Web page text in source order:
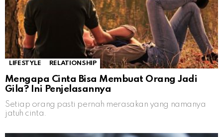
LIFESTYLE RELATIONSHIP
Mengapa Cinta Bisa Membuat Orang Jadi
Gila? Ini Penjelasannya
Setiap orang pasti pernah merasakan yang namanya
jatuh cinta.